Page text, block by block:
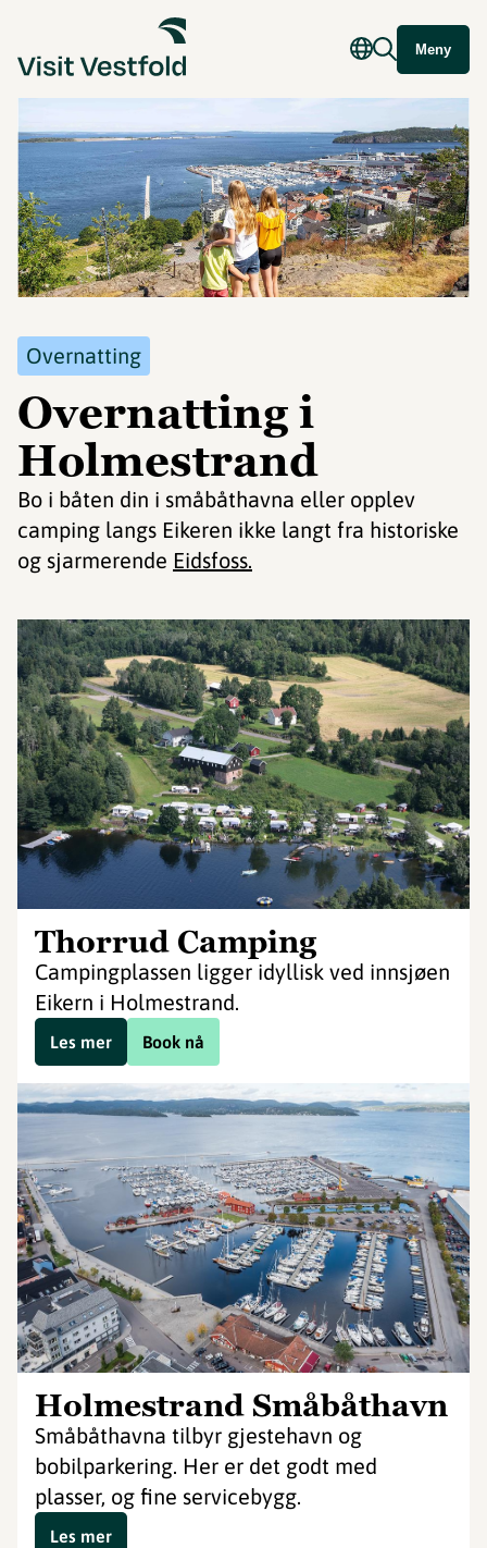
Meny
Overnatting
Overnatting i
Holmestrand
Bo i båten din i småbåthavna eller opplev
camping langs Eikeren ikke langt fra historiske
og sjarmerende Eidsfoss.
Thorrud Camping
Campingplassen ligger idyllisk ved innsjøen
Eikern i Holmestrand.
Book nå
Les mer
Holmestrand Småbåthavn
Småbåthavna tilbyr gjestehavn og
bobilparkering. Her er det godt med
plasser, og fine servicebygg.
Les mer